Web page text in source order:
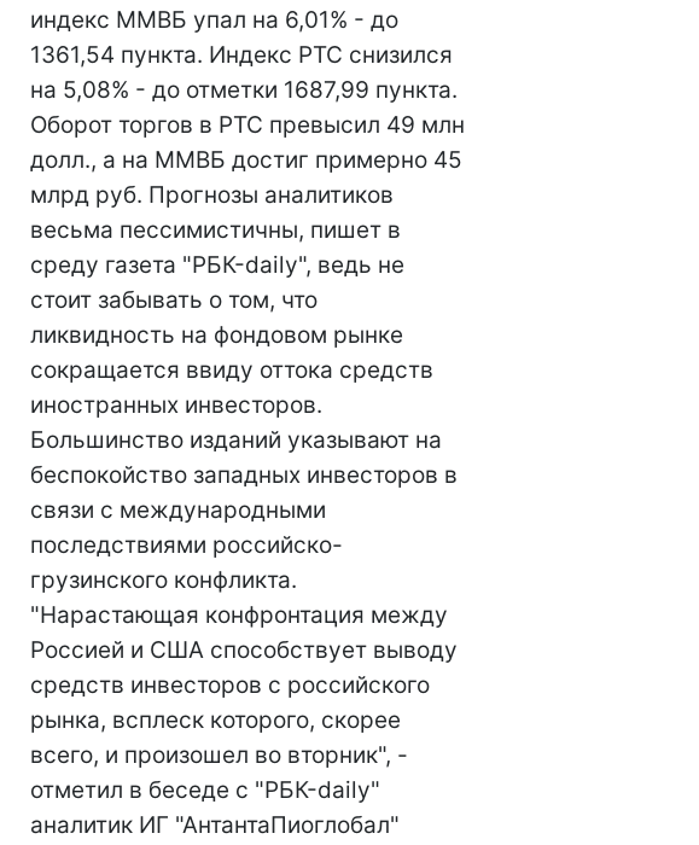
индекс ММВБ упал на 6,01% - до
1361,54 пункта. Индекс РТС снизился
на 5,08% - до отметки 1687,99 пункта.
Оборот торгов в РТС превысил 49 млн
долл., а на ММВБ достиг примерно 45
млрд руб. Прогнозы аналитиков
весьма пессимистичны, пишет в
среду газета "РБК-daily", ведь не
стоит забывать о том, что
ликвидность на фондовом рынке
сокращается ввиду оттока средств
иностранных инвесторов.
Большинство изданий указывают на
беспокойство западных инвесторов в
связи с международными
последствиями российско-
грузинского конфликта.
"Нарастающая конфронтация между
Россией и США способствует выводу
средств инвесторов с российского
рынка, всплеск которого, скорее
всего, и произошел во вторник", -
отметил в беседе с "РБК-daily"
аналитик ИГ "АнтантаПиоглобал"